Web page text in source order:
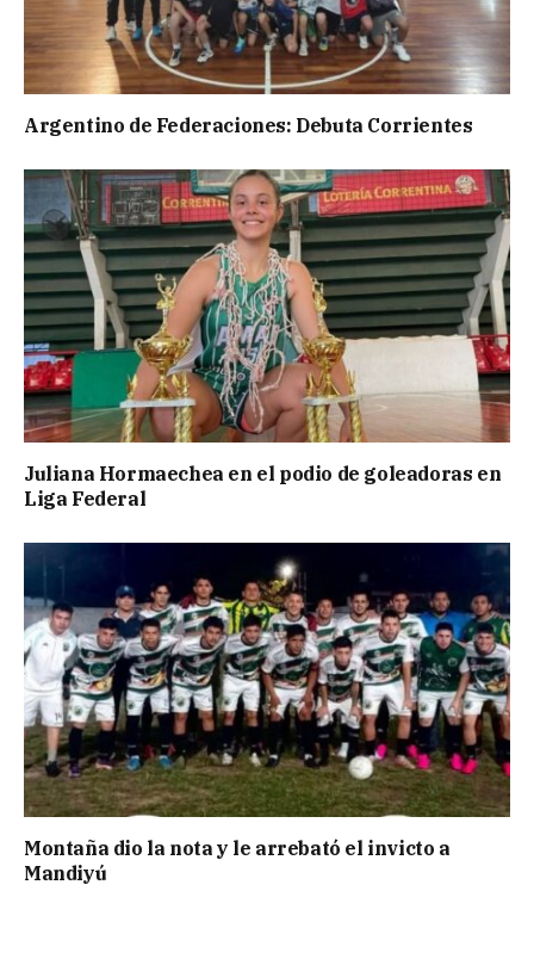
Argentino de Federaciones: Debuta Corrientes
Juliana Hormaechea en el podio de goleadoras en
Liga Federal
Montaña dio la nota y le arrebató el invicto a
Mandiyú